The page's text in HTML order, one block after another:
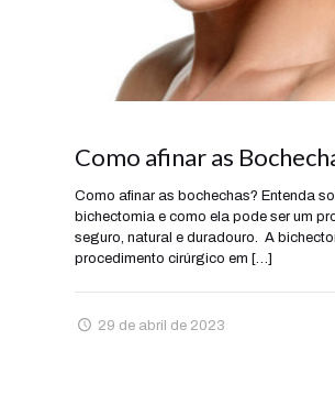
Como afinar as
Como afinar as bochechas? Entenda
bichectomia e como ela pode ser um
seguro, natural e duradouro. A
procedimento cirúrgico em […]
29 de abril de 2023